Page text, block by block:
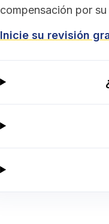
compensación por
Inicie su revisión